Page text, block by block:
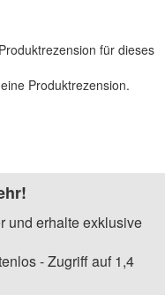
für dieses
Produktrezension.
und erhalte exklusive
- Zugriff auf 1,4